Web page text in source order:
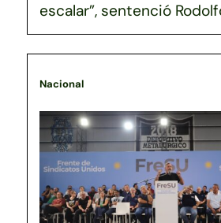
escalar”, sentenció
Nacional